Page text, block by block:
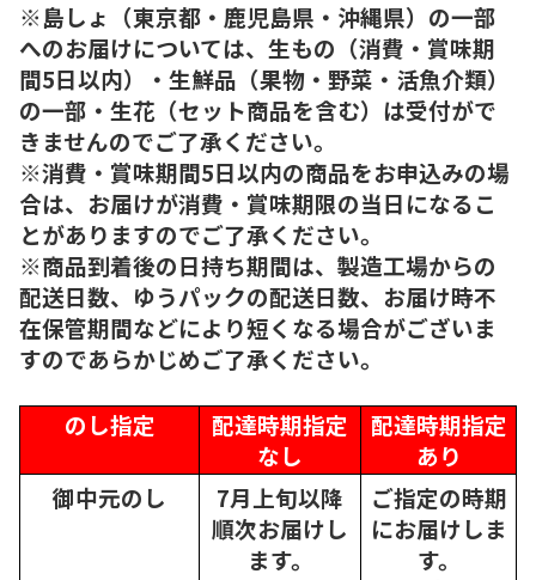
※島しょ（東京都・鹿児島県・沖縄県）の一部
へのお届けについては、生もの（消費・賞味期
間5日以内）・生鮮品（果物・野菜・活魚介類）
の一部・生花（セット商品を含む）は受付がで
きませんのでご了承ください。
※消費・賞味期間5日以内の商品をお申込みの場
合は、お届けが消費・賞味期限の当日になるこ
とがありますのでご了承ください。
※商品到着後の日持ち期間は、製造工場からの
配送日数、ゆうパックの配送日数、お届け時不
在保管期間などにより短くなる場合がございま
すのであらかじめご了承ください。
のし指定
配達時期指定
なし
配達時期指定
あり
御中元のし
7月上旬以降
順次お届けし
ます。
ご指定の時期
にお届けしま
す。